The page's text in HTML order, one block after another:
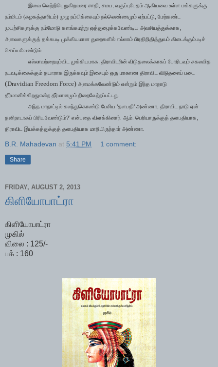
இவை வெற்றிபெறுகிறவரை சாதி சமய வகுப்புபேதம் ஆகியவை உள்ள மக்களுக்கு
நம்மிடம் (கழகத்தாரிடம்) முழு நம்பிக்கையும் நல்லெண்ணமும் ஏற்பட்டு மேற்கண்ட
முயற்சிகளுக்கு நம்மோடு களங்கமற்று ஒத்துழைக்கவேண்டிய அவசியத்துக்காக
அவைகளுக்குத் தக்கபடி முக்கியமான துறைகளில் எல்லாம் பிரதிநிதித்துவம் கிடைக்கும்படிச்
செய்யவேண்டும்.
எல்லாவற்றையும்விட முக்கியமாக திராவிடரின் விடுதலைக்காகப் போரிடவும் சகலவித
நடவடிக்கைக்கும் தயாராக இருக்கவும் இசையும் ஒரு மாகாண திராவிட விடுதலைப் படை
(Dravidian Freedom Force) அமைக்கவேண்டும் என்றும் இந்த மாநாடு
தீர்மானிக்கிறதுஎன்ற தீர்மானமும் நிறைவேற்றப்பட்டது.
அந்த மாநாட்டில் கலந்துகொண்டு பேசிய ‘தளபதி’ அண்ணா திராவிட நாடு ஏன்
தனிநாடாகப் பிரியவேண்டும்?’ என்பதை விளக்கினார். ஆம். பெரியாருக்குத் தளபதியாக
திராவிட இயக்கத்துக்குத் தளபதியாக மாறியிருந்தார் அண்ணா.
B.R. Mahadevan at 5:41 PM 1 comment:
Share
FRIDAY, AUGUST 2, 2013
கிளியோபாட்ரா
கிளியோபாட்ரா
முகில்
விலை : 125/-
பக் : 160